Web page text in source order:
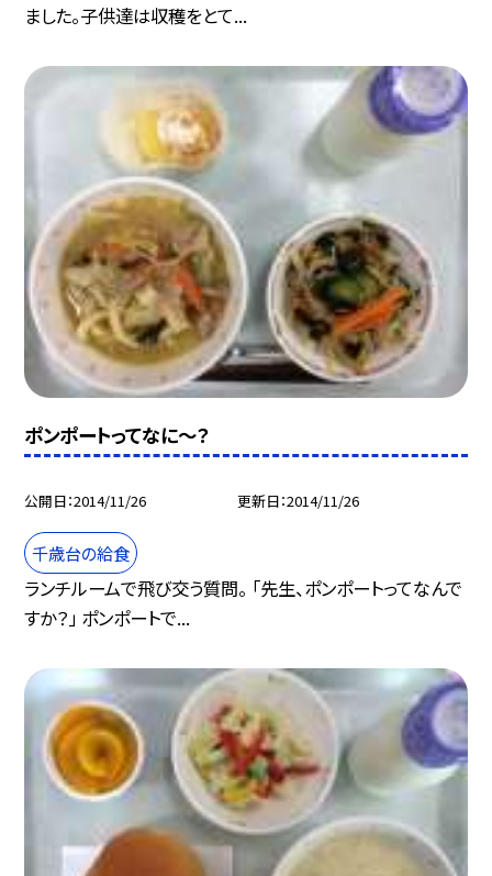
ました。子供達は収穫をとて...
ポンポートってなに〜？
公開日 2014/11/26 更新日 2014/11/26
千歳台の給食
ランチルームで飛び交う質問。 「先生、ポンポートってなんで
すか？」 ポンポートで...